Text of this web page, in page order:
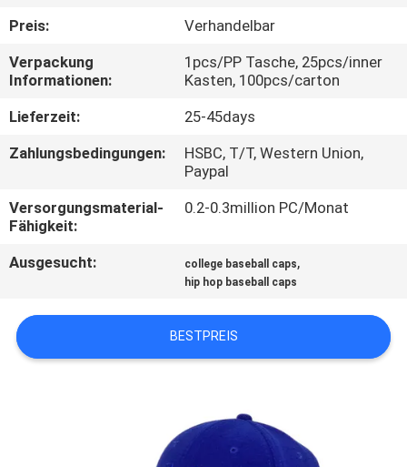
FABRIK-
AUSFLUG
QUALITÄTSKONTROLLE
TRETEN
SIE
MIT
UNS
VERBINDUNG
Preis:
Verhandelbar
Verpackung
Informationen:
1pcs/PP Tasche, 25pcs/inner
Kasten, 100pcs/carton
Lieferzeit:
25-45days
Zahlungsbedingungen:
HSBC, T/T, Western Union,
Paypal
Versorgungsmaterial-
Fähigkeit:
0.2-0.3million PC/Monat
Ausgesucht: college baseball caps,
hip hop baseball caps
BESTPREIS